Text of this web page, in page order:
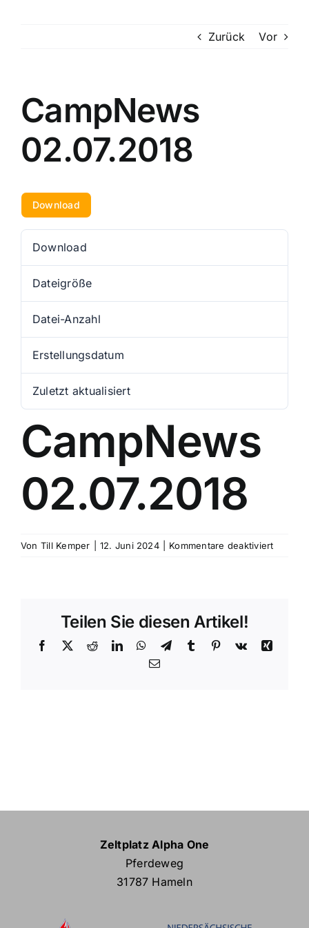
Galerie
Download
Zurück Vor
CampNews
02.07.2018
Download
Download
Dateigröße
Datei-Anzahl
Erstellungsdatum
Zuletzt aktualisiert
CampNews
02.07.2018
Von Till Kemper 12. Juni 2024 Kommentare deaktiviertfür
Teilen Sie diesen Artikel!
Facebook
X RedditLinkedInWhatsApp
TelegramTumblr Pinterest
Vk
Xing
E-
Zeltplatz Alpha One
Pferdeweg
31787 Hameln